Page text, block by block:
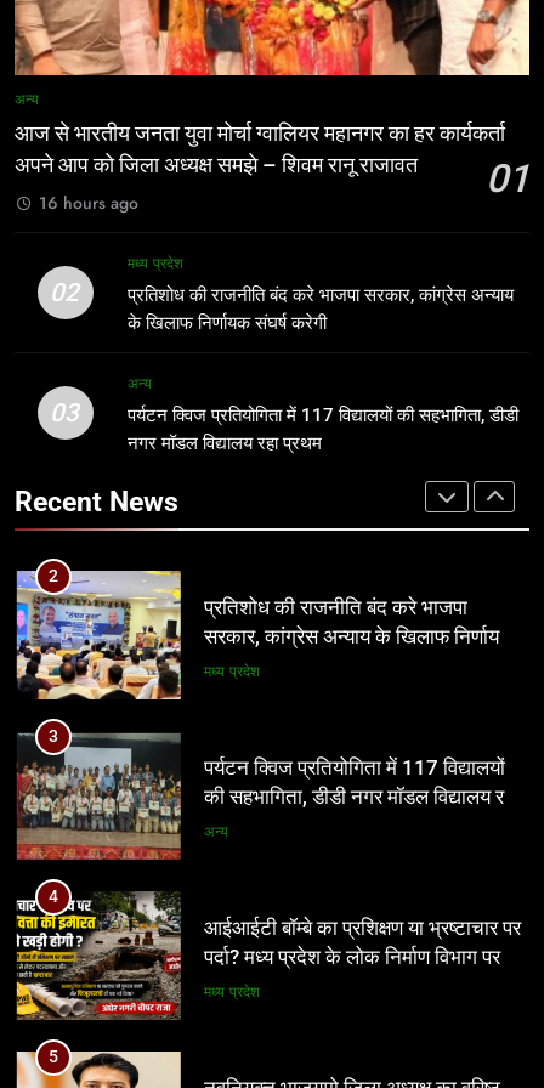
1
महानगर का हर कार्यकर्ता अपने आप को जिला
अध्यक्ष समझे – शिवम रानू राजावत
अन्य
सरकार, कांग्रेस अन्याय के खिलाफ निर्णायक
संघर्ष करेगी
मध्य प्रदेश
3
पर्यटन क्विज प्रतियोगिता में 117 विद्यालयों
की सहभागिता, डीडी नगर मॉडल विद्यालय रहा
पर्दा? मध्य प्रदेश के लोक निर्माण विभाग पर
उठे बड़े सवाल
मध्य प्रदेश
5
नेतृत्व के सान्निध्य और हजारों युवाओं के समक्ष
पदभार ग्रहण समारोह कल
अन्य
6
कार्यकर्ताओं की सुनी जनसमस्याएं
अन्य
7
अन्य
आज से भारतीय जनता युवा मोर्चा ग्वालियर महानगर का हर कार्यकर्ता
अपने आप को जिला अध्यक्ष समझे – शिवम रानू राजावत
01
16 hours ago
02
मध्य प्रदेश
प्रतिशोध की राजनीति बंद करे भाजपा सरकार, कांग्रेस अन्याय
के खिलाफ निर्णायक संघर्ष करेगी
03
अन्य
पर्यटन क्विज प्रतियोगिता में 117 विद्यालयों की सहभागिता, डीडी
नगर मॉडल विद्यालय रहा प्रथम
Recent News
मध्य प्रदेश
ग्वालियर जलभराव: अफसरों के दौरे और
निर्देशों से नहीं, नालों/जल निकासी पर कब्जे
हटाने से निकलेगा समाधान!
आज से भारतीय जनता युवा मोर्चा ग्वालियर
महानगर का हर कार्यकर्ता अपने आप को जिला
अन्य
2
प्रतिशोध की राजनीति बंद करे भाजपा
सरकार, कांग्रेस अन्याय के खिलाफ निर्णायक
3
पर्यटन क्विज प्रतियोगिता में 117 विद्यालयों
की सहभागिता, डीडी नगर मॉडल विद्यालय रहा
प्रथम
अन्य
4
आईआईटी बॉम्बे का प्रशिक्षण या भ्रष्टाचार पर
पर्दा? मध्य प्रदेश के लोक निर्माण विभाग पर
उठे बड़े सवाल
मध्य प्रदेश
5
नवनियुक्त भाजयुमो जिला अध्यक्ष का वरिष्ठ
नेतृत्व के सान्निध्य और हजारों युवाओं के समक्ष
पदभार ग्रहण समारोह कल
अन्य
6